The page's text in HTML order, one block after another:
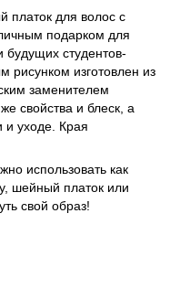
платок для волос с
подарком для
будущих студентов-
рисунком изготовлен из
заменителем
свойства и блеск, а
и уходе. Края
использовать как
шейный платок или
свой образ!